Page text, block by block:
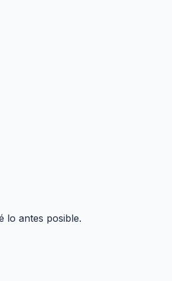
lo antes posible.